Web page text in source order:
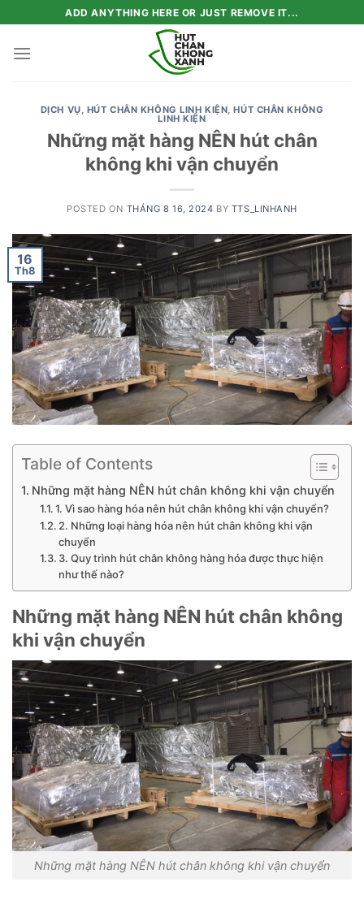
to
content
ADD ANYTHING HERE OR JUST REMOVE IT...
DỊCH VỤ, HÚT CHÂN KHÔNG LINH KIỆN,HÚT CHÂN KHÔNG
LINH KIỆN
Những mặt hàng NÊN hút chân
không khi vận chuyển
POSTED ON THÁNG 8 16, 2024 BY TTS_LINHANH
16
Th8
Table of Contents
Những mặt hàng NÊN hút chân không khi vận chuyển
1. Vì sao hàng hóa nên hút chân không khi vận chuyển?
2. Những loại hàng hóa nên hút chân không khi vận
chuyển
3. Quy trình hút chân không hàng hóa được thực hiện
như thế nào?
Những mặt hàng NÊN hút chân không
khi vận chuyển
Những mặt hàng NÊN hút chân không khi vận chuyển